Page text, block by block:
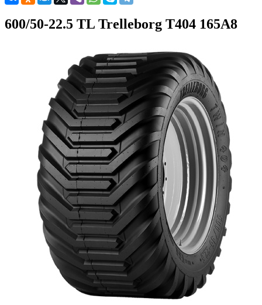
600/50-22.5 TL Trelleborg T404 165A8